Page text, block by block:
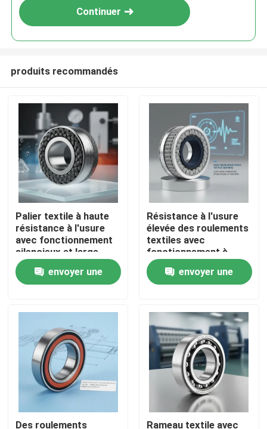
Maison
Produits
Au sujet de nous
Continuer
produits recommandés
Palier textile à haute
résistance à l'usure
avec fonctionnement
silencieux et large
plage de température
de -40°C à 120°C
envoyer une
Résistance à l'usure
élevée des roulements
textiles avec
fonctionnement à
faible bruit et vitesse
jusqu'à 3000 tr/min
pour transmission et
envoyer une
Des roulements
Rameau textile avec